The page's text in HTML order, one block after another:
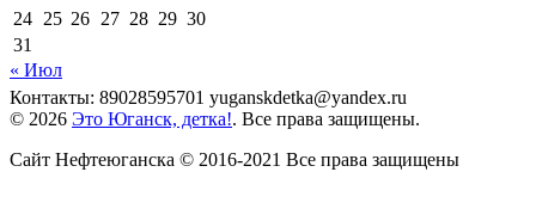
24 25 26 27 28 29 30
31
« Июл
Контакты: 89028595701 yuganskdetka@yandex.ru
© 2026 Это Юганск, детка!. Все права защищены.
Сайт Нефтеюганска © 2016-2021 Все права защищены